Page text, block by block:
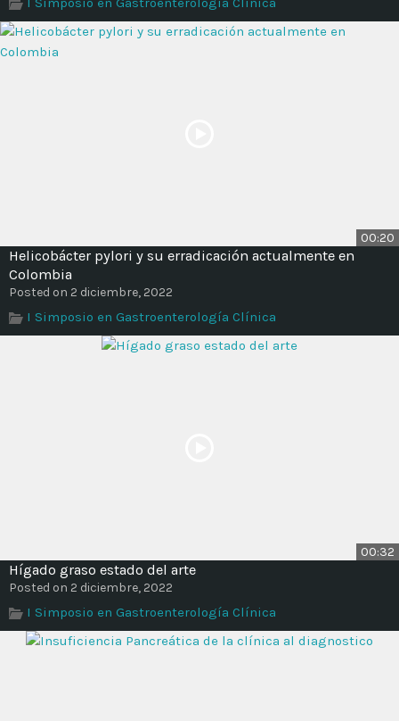
00:20
Helicobácter pylori y su erradicación actualmente en
Colombia
Posted on 2 diciembre, 2022
I Simposio en Gastroenterología Clínica
00:32
Hígado graso estado del arte
Posted on 2 diciembre, 2022
I Simposio en Gastroenterología Clínica